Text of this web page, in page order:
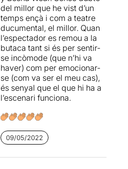
del millor que he vist d’un
temps ençà i com a teatre
ducumental, el millor. Quan
l’espectador es remou a la
butaca tant si és per sentir-
se incòmode (que n’hi va
haver) com per emocionar-
se (com va ser el meu cas),
és senyal que el que hi ha a
l’escenari funciona.
09/05/2022